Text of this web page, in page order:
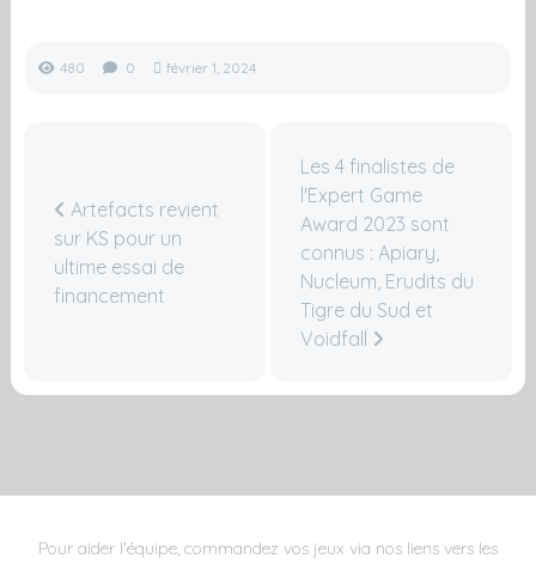
480 0 février 1, 2024
Artefacts revient
sur KS pour un
ultime essai de
financement
Les 4 finalistes de
l'Expert Game
Award 2023 sont
connus : Apiary,
Nucleum, Erudits du
Tigre du Sud et
Voidfall
Pour aider l'équipe, commandez vos jeux via nos liens vers les